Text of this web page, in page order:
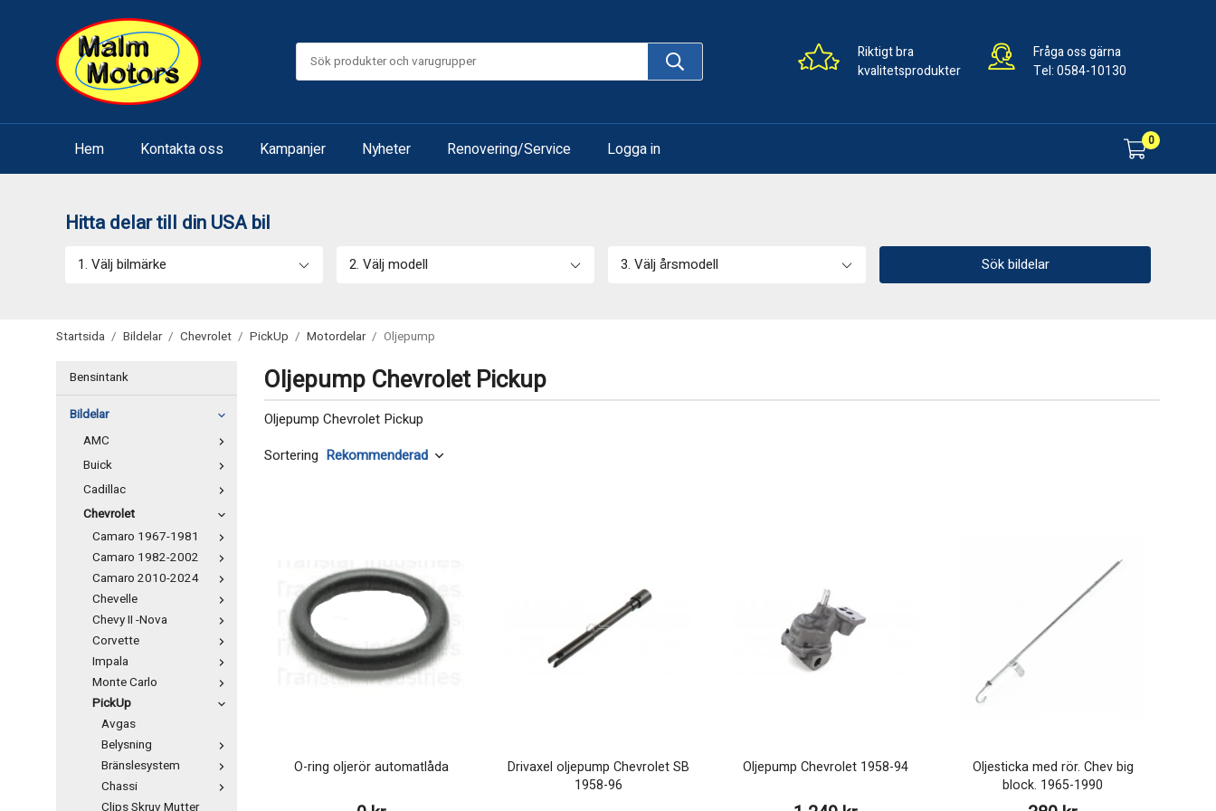
Riktigt bra
kvalitetsprodukter
Fråga oss gärna
Tel:0584-10130
Hem Kontakta oss Kampanjer Nyheter Renovering/Service Logga in 0
Hitta delar till din USA bil
1. Välj bilmärke 2. Välj modell 3. Välj årsmodell Sök bildelar
Startsida / Bildelar / Chevrolet / PickUp / Motordelar / Oljepump
Bensintank
Bildelar
AMC
Buick
Cadillac
Chevrolet
Camaro 1967-1981
Camaro 1982-2002
Camaro 2010-2024
Chevelle
Chevy II -Nova
Corvette
Impala
Monte Carlo
PickUp
Avgas
Belysning
Bränslesystem
Chassi
Clips Skruv Mutter
Oljepump Chevrolet Pickup
Oljepump Chevrolet Pickup
Sortering
O-ring oljerör automatlåda
Drivaxel oljepump Chevrolet SB
1958-96
Oljepump Chevrolet 1958-94
Oljesticka med rör. Chev big
block. 1965-1990